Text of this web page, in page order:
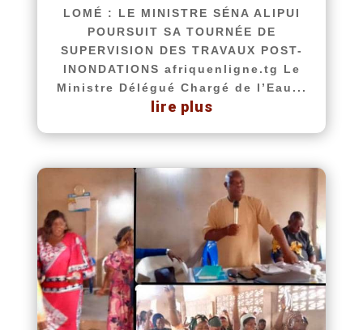
LOMÉ : LE MINISTRE SÉNA ALIPUI
POURSUIT SA TOURNÉE DE
SUPERVISION DES TRAVAUX POST-
INONDATIONS afriquenligne.tg Le
Ministre Délégué Chargé de l’Eau...
lire plus